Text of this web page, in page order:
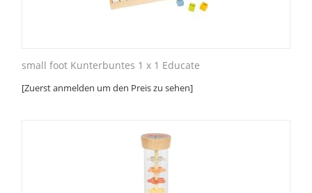
small foot Kunterbuntes 1 x 1 Educate
[Zuerst anmelden um den Preis zu sehen]